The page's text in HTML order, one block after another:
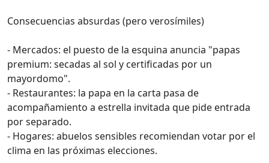
Consecuencias absurdas (pero verosímiles)
- Mercados: el puesto de la esquina anuncia "papas
premium: secadas al sol y certificadas por un
mayordomo".
- Restaurantes: la papa en la carta pasa de
acompañamiento a estrella invitada que pide entrada
por separado.
- Hogares: abuelos sensibles recomiendan votar por el
clima en las próximas elecciones.